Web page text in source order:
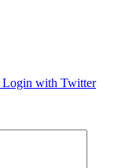
Login with Twitter